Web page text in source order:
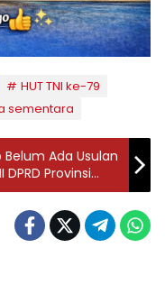
HUT TNI ke-79
sementara
Ada Usulan
Provinsi